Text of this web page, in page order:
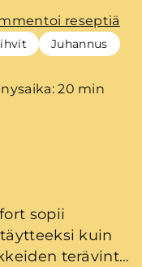
reseptiä
Juhannus
20 min
sopii
kuin
terävintä